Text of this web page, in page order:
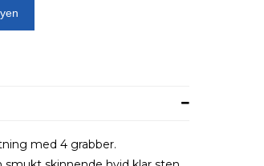
med 4 grabber.